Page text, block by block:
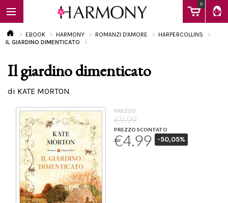
0
EBOOK
Calendario
EBOOK HARMONY ROMANZI D'AMORE
HARPERCOLLINS
IL GIARDINO DIMENTICATO
Il giardino dimenticato
di KATE MORTON
PREZZO
€9.99
PREZZO SCONTATO
€4.99 -50,05%